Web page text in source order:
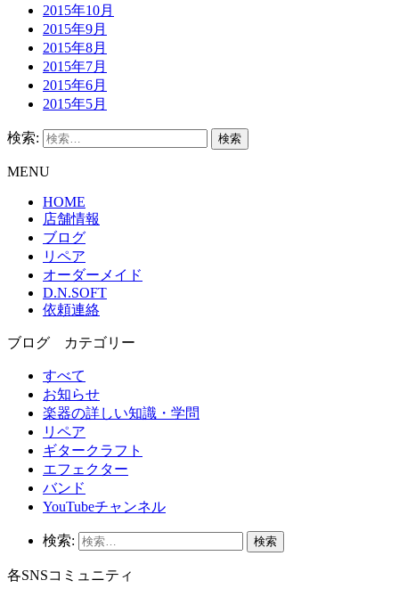
2015年10月
2015年9月
2015年8月
2015年7月
2015年6月
2015年5月
検索:
MENU
HOME
店舗情報
ブログ
リペア
オーダーメイド
D.N.SOFT
依頼連絡
ブログ カテゴリー
すべて
お知らせ
楽器の詳しい知識・学問
リペア
ギタークラフト
エフェクター
バンド
YouTubeチャンネル
検索:
各SNSコミュニティ